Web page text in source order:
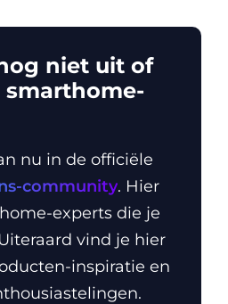
niet uit of
smarthome-
nu in de officiële
community. Hier
experts die je
vind je hier
inspiratie en